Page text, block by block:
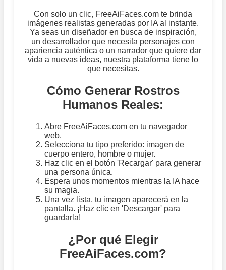
Con solo un clic, FreeAiFaces.com te brinda
imágenes realistas generadas por IA al instante.
Ya seas un diseñador en busca de inspiración,
un desarrollador que necesita personajes con
apariencia auténtica o un narrador que quiere dar
vida a nuevas ideas, nuestra plataforma tiene lo
que necesitas.
Cómo Generar Rostros
Humanos Reales:
Abre FreeAiFaces.com en tu navegador
web.
Selecciona tu tipo preferido: imagen de
cuerpo entero, hombre o mujer.
Haz clic en el botón 'Recargar' para generar
una persona única.
Espera unos momentos mientras la IA hace
su magia.
Una vez lista, tu imagen aparecerá en la
pantalla. ¡Haz clic en 'Descargar' para
guardarla!
¿Por qué Elegir
FreeAiFaces.com?